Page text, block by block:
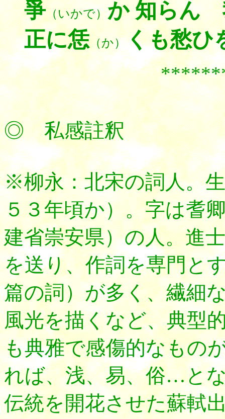
爭（いかで）か 知らん
正に恁（か）くも愁ひ
◎ 私感註釈
※柳永：北宋の詞人。
５３年頃か）。字は耆
建省崇安県）の人。進
を送り、作詞を専門と
篇の詞）が多く、繊細
風光を描くなど、典型
も典雅で感傷的なもの
れば、浅、易、俗…と
伝統を開花させた蘇軾